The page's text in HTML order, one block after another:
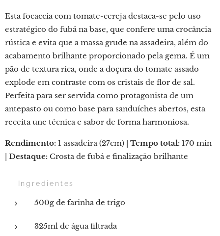
Esta focaccia com tomate-cereja destaca-se pelo uso
estratégico do fubá na base, que confere uma crocância
rústica e evita que a massa grude na assadeira, além do
acabamento brilhante proporcionado pela gema. É um
pão de textura rica, onde a doçura do tomate assado
explode em contraste com os cristais de flor de sal.
Perfeita para ser servida como protagonista de um
antepasto ou como base para sanduíches abertos, esta
receita une técnica e sabor de forma harmoniosa.
Rendimento: 1 assadeira (27cm) | Tempo total: 170 min
| Destaque: Crosta de fubá e finalização brilhante
🛒 Ingredientes
500g de farinha de trigo
325ml de água filtrada